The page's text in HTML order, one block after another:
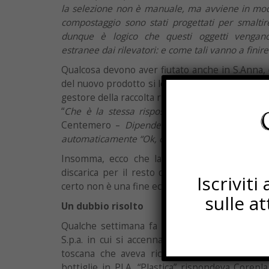
la selezione non è manuale, ma avviene in
compostaggio sono stati progettati per
dunque è logico che questi oggetti
estranee dai rilevatori: e come tali vanno a finire
Qualcosa devono aver fiutato anche in
del nuovo prodotto si legge anche Per
gestore della raccolta rifiuti.
“Che è la stessa risposta che do io quando
Centemero – Dipende dagli impianti.
automaticamente “Ok, conferitela nell’umido
Insomma, ecco che la bottiglia più verde
discarica per il resto dei suoi giorni, che
certo non è una fine eco-gloriosa.
Un dubbio risolto
Qualche settimana fa ci aveva incuriosito
S.p.a. in cui si accennava ad una conferma
toscana che aveva richiesto chiarimenti
Iscriviti
sulle